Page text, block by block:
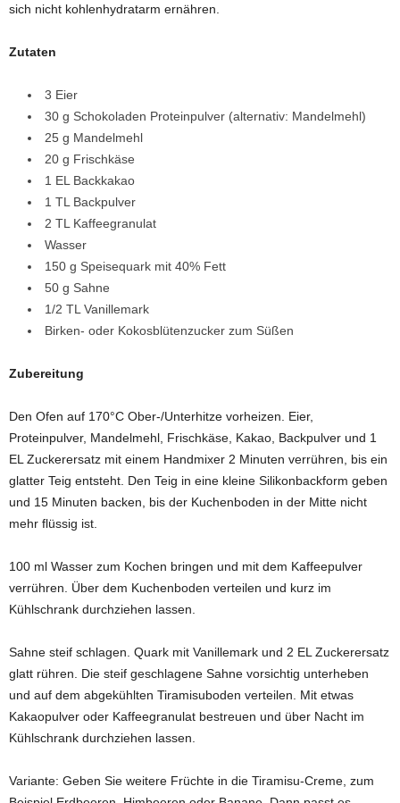
sich nicht kohlenhydratarm ernähren.
Zutaten
3 Eier
30 g Schokoladen Proteinpulver (alternativ: Mandelmehl)
25 g Mandelmehl
20 g Frischkäse
1 EL Backkakao
1 TL Backpulver
2 TL Kaffeegranulat
Wasser
150 g Speisequark mit 40% Fett
50 g Sahne
1/2 TL Vanillemark
Birken- oder Kokosblütenzucker zum Süßen
Zubereitung
Den Ofen auf 170°C Ober-/Unterhitze vorheizen. Eier,
Proteinpulver, Mandelmehl, Frischkäse, Kakao, Backpulver und 1
EL Zuckerersatz mit einem Handmixer 2 Minuten verrühren, bis ein
glatter Teig entsteht. Den Teig in eine kleine Silikonbackform geben
und 15 Minuten backen, bis der Kuchenboden in der Mitte nicht
mehr flüssig ist.
100 ml Wasser zum Kochen bringen und mit dem Kaffeepulver
verrühren. Über dem Kuchenboden verteilen und kurz im
Kühlschrank durchziehen lassen.
Sahne steif schlagen. Quark mit Vanillemark und 2 EL Zuckerersatz
glatt rühren. Die steif geschlagene Sahne vorsichtig unterheben
und auf dem abgekühlten Tiramisuboden verteilen. Mit etwas
Kakaopulver oder Kaffeegranulat bestreuen und über Nacht im
Kühlschrank durchziehen lassen.
Variante: Geben Sie weitere Früchte in die Tiramisu-Creme, zum